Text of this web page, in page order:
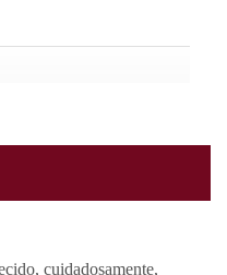
cuidadosamente,